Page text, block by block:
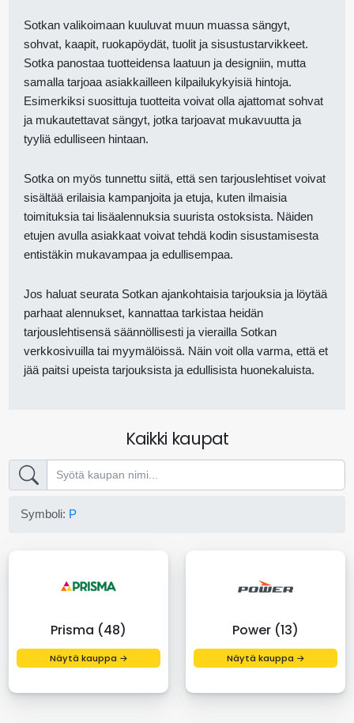
Sotkan valikoimaan kuuluvat muun muassa sängyt,
sohvat, kaapit, ruokapöydät, tuolit ja sisustustarvikkeet.
Sotka panostaa tuotteidensa laatuun ja designiin, mutta
samalla tarjoaa asiakkailleen kilpailukykyisiä hintoja.
Esimerkiksi suosittuja tuotteita voivat olla ajattomat sohvat
ja mukautettavat sängyt, jotka tarjoavat mukavuutta ja
tyyliä edulliseen hintaan.
Sotka on myös tunnettu siitä, että sen tarjouslehtiset voivat
sisältää erilaisia kampanjoita ja etuja, kuten ilmaisia
toimituksia tai lisäalennuksia suurista ostoksista. Näiden
etujen avulla asiakkaat voivat tehdä kodin sisustamisesta
entistäkin mukavampaa ja edullisempaa.
Jos haluat seurata Sotkan ajankohtaisia tarjouksia ja löytää
parhaat alennukset, kannattaa tarkistaa heidän
tarjouslehtisensä säännöllisesti ja vierailla Sotkan
verkkosivuilla tai myymälöissä. Näin voit olla varma, että et
jää paitsi upeista tarjouksista ja edullisista huonekaluista.
Kaikki kaupat
Symboli: P
Prisma (48)
Näytä kauppa →
Power (13)
Näytä kauppa →